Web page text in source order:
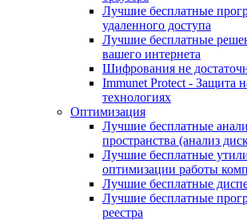
Лучшие бесплатные
удаленного доступа
Лучшие бесплатные
вашего интернета
Шифрования не
Immunet Protect - Защита
технологиях
Оптимизация
Лучшие бесплатные
пространства (анализ
Лучшие бесплатные
оптимизации работы
Лучшие бесплатные
Лучшие бесплатные
реестра